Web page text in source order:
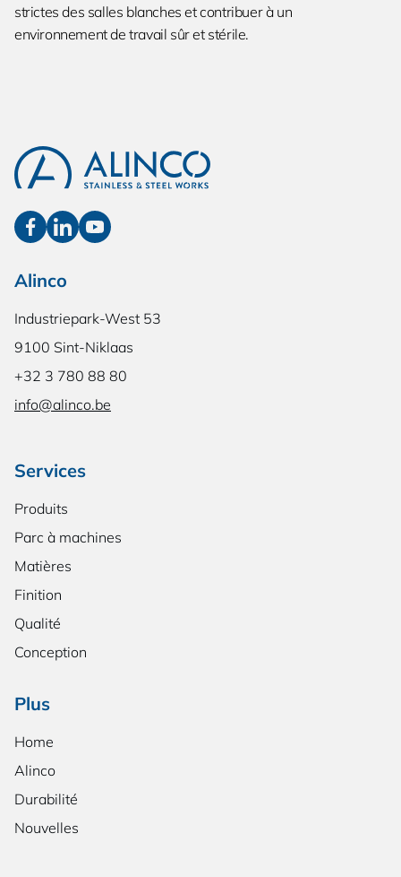
strictes des salles blanches et contribuer à un
environnement de travail sûr et stérile.
Alinco
Industriepark-West 53
9100 Sint-Niklaas
+32 3 780 88 80
info@alinco.be
Services
Produits
Parc à machines
Matières
Finition
Qualité
Conception
Plus
Home
Alinco
Durabilité
Nouvelles